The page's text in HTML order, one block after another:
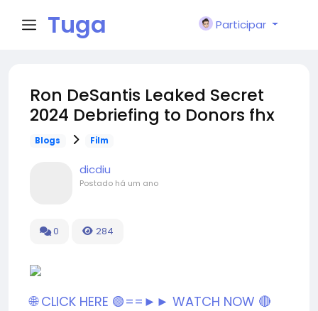
Tuga
Participar
Ron DeSantis Leaked Secret
2024 Debriefing to Donors fhx
Blogs Film
dicdiu
Postado há um ano
0 284
🌐 CLICK HERE 🟢==►► WATCH NOW 🔴